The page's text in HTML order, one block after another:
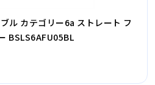
ル カテゴリー6a ストレート フ
BSLS6AFU05BL